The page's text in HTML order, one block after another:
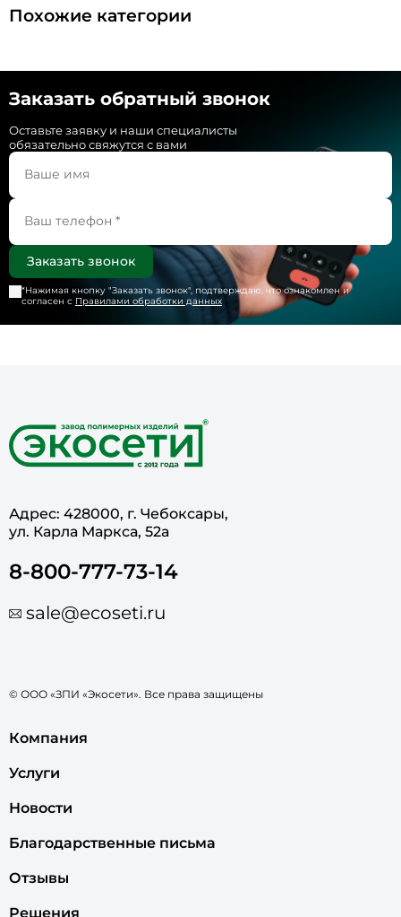
Похожие категории
Заказать обратный звонок
Оставьте заявку и наши специалисты
обязательно свяжутся с вами
*Нажимая кнопку "Заказать звонок", подтверждаю, что ознакомлен и
согласен с Правилами обработки данных
Адрес: 428000, г. Чебоксары,
ул. Карла Маркса, 52а
8-800-777-73-14
sale@ecoseti.ru
© ООО «ЗПИ «Экосети». Все права защищены
Компания
Услуги
Новости
Благодарственные письма
Отзывы
Решения